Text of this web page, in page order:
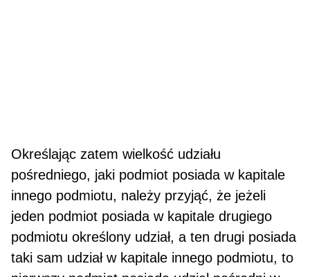
Określając zatem wielkość udziału
pośredniego, jaki podmiot posiada w kapitale
innego podmiotu, na­leży przyjąć, że jeżeli
jeden podmiot posiada w kapitale drugiego
podmiotu określony udział, a ten drugi posiada
taki sam udział w kapitale innego podmiotu, to